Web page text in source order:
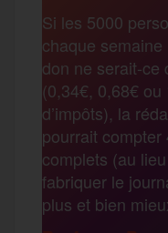
b
o
o
k
t
e
r
t
a
g
e
Si les 5000
chaque
don ne serait-ce
(0,34€, 0,68€
d’impôts), la
pourrait
complets (au
fabriquer le
plus et bien